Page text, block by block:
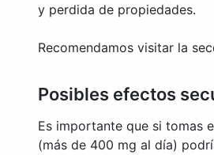
y perdida de propiedades.
Recomendamos visitar la
Posibles efectos
Es importante que si tomas
(más de 400 mg al día)